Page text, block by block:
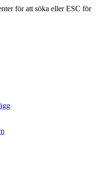
för att söka eller ESC för